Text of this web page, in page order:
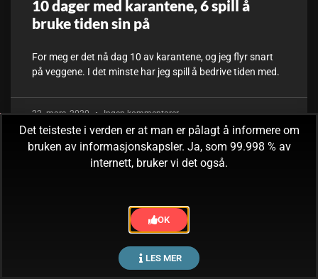
10 dager med karantene, 6 spill å
bruke tiden sin på
For meg er det nå dag 10 av karantene, og jeg flyr snart
på veggene. I det minste har jeg spill å bedrive tiden med.
22. mars, 2020 Ingen kommentarer
Det teisteste i verden er at man er pålagt å informere om
bruken av informasjonskapsler. Ja, som 99.998 % av
internett, bruker vi det også.
OK
LES MER